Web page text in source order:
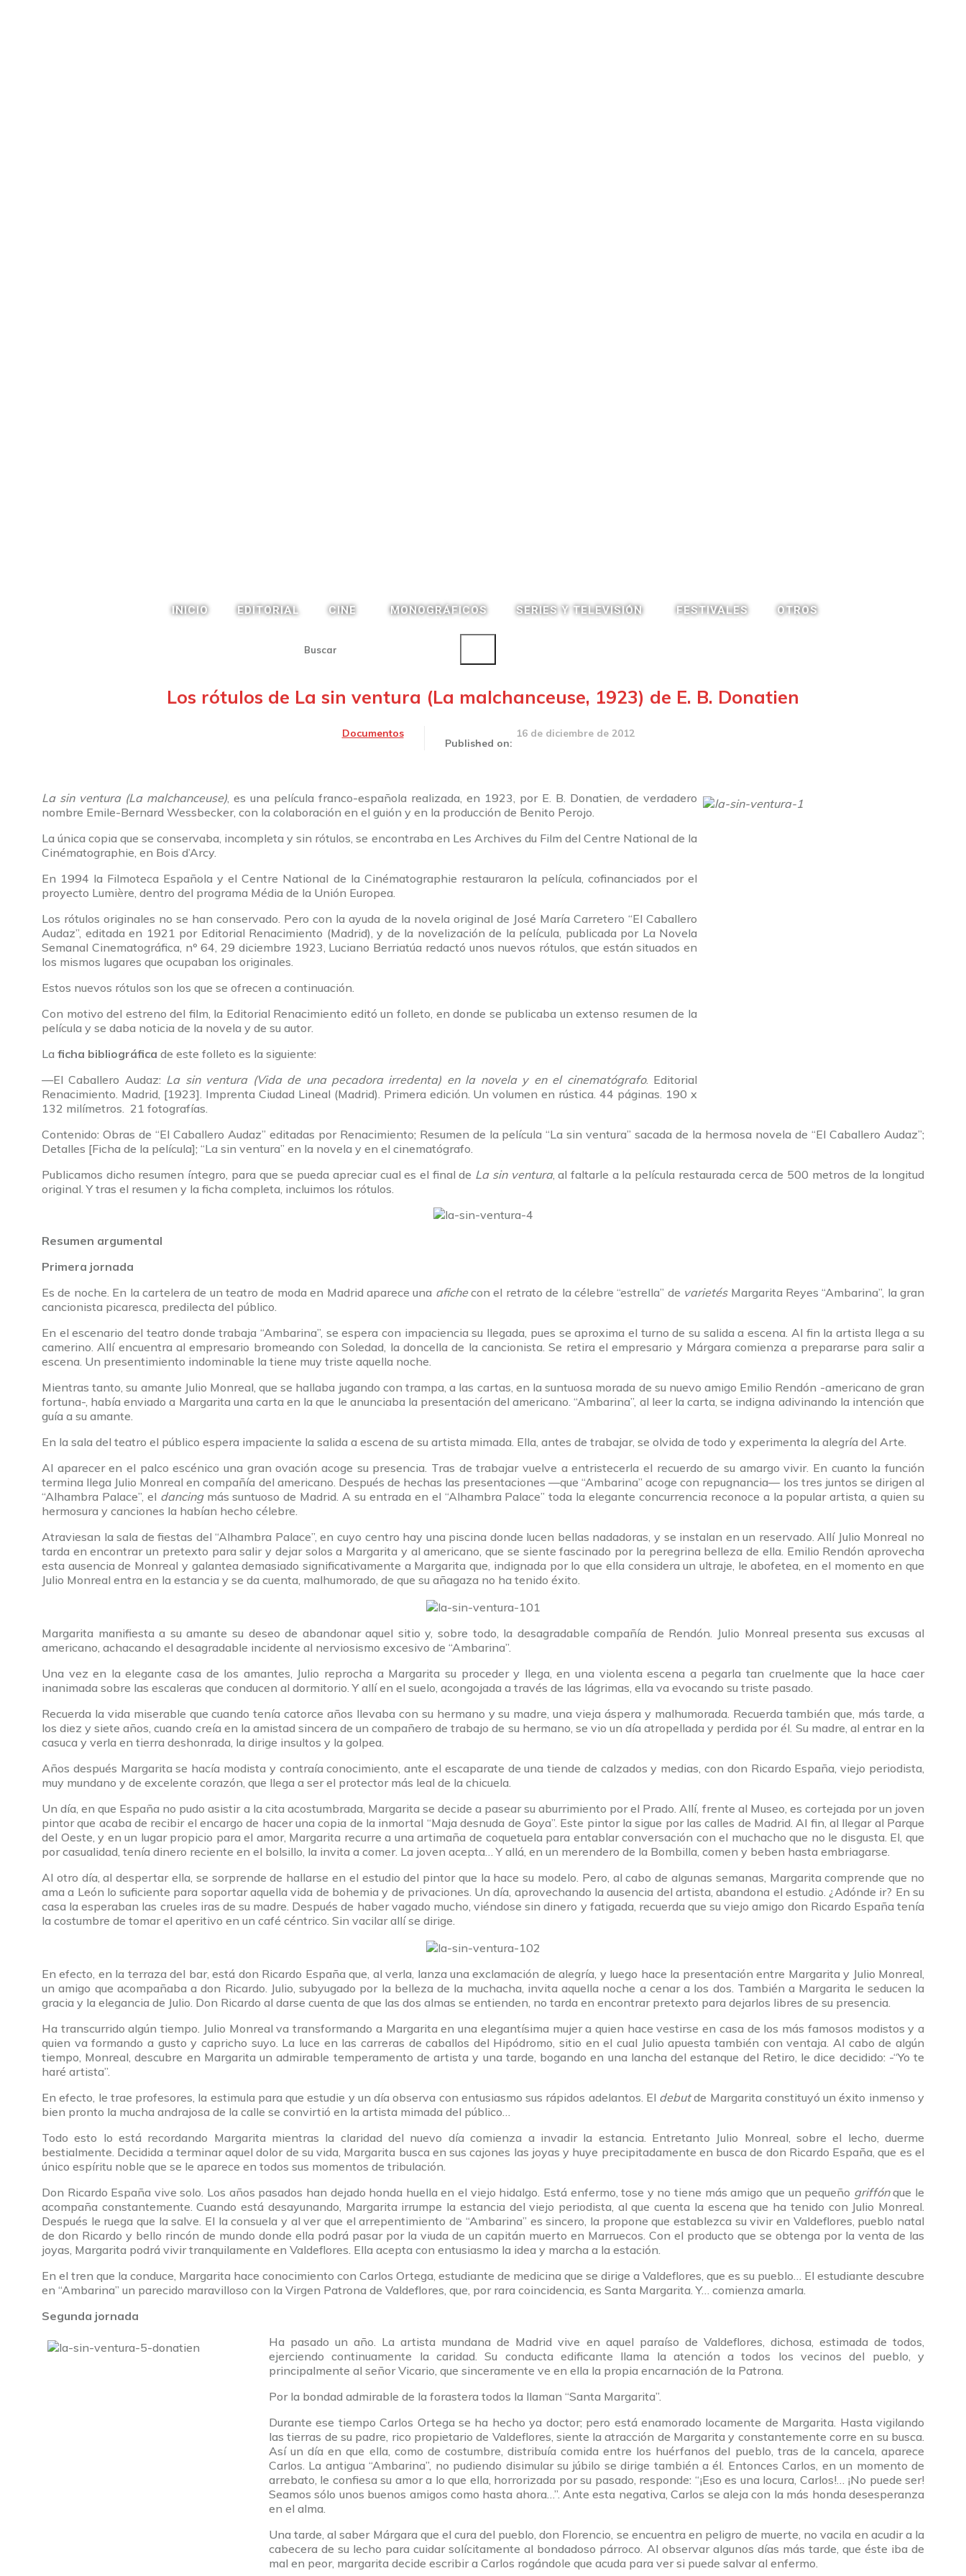
INICIO EDITORIAL CINE MONOGRÁFICOS SERIES Y TELEVISIÓN FESTIVALES OTROS
Buscar
Los rótulos de La sin ventura (La malchanceuse, 1923) de E. B. Donatien
Documentos
Published on:
16 de diciembre de 2012
La sin ventura (La malchanceuse), es una película franco-española realizada, en 1923, por E. B. Donatien, de verdadero
nombre Emile-Bernard Wessbecker, con la colaboración en el guión y en la producción de Benito Perojo.
La única copia que se conservaba, incompleta y sin rótulos, se encontraba en Les Archives du Film del Centre National de la
Cinématographie, en Bois d’Arcy.
En 1994 la Filmoteca Española y el Centre National de la Cinématographie restauraron la película, cofinanciados por el
proyecto Lumière, dentro del programa Média de la Unión Europea.
Los rótulos originales no se han conservado. Pero con la ayuda de la novela original de José María Carretero “El Caballero
Audaz”, editada en 1921 por Editorial Renacimiento (Madrid), y de la novelización de la película, publicada por La Novela
Semanal Cinematográfica, nº 64, 29 diciembre 1923, Luciano Berriatúa redactó unos nuevos rótulos, que están situados en
los mismos lugares que ocupaban los originales.
Estos nuevos rótulos son los que se ofrecen a continuación.
Con motivo del estreno del film, la Editorial Renacimiento editó un folleto, en donde se publicaba un extenso resumen de la
película y se daba noticia de la novela y de su autor.
La ficha bibliográfica de este folleto es la siguiente:
—El Caballero Audaz: La sin ventura (Vida de una pecadora irredenta) en la novela y en el cinematógrafo. Editorial
Renacimiento. Madrid, [1923]. Imprenta Ciudad Lineal (Madrid). Primera edición. Un volumen en rústica. 44 páginas. 190 x
132 milímetros. 21 fotografías.
Contenido: Obras de “El Caballero Audaz” editadas por Renacimiento; Resumen de la película “La sin ventura” sacada de la hermosa novela de “El Caballero Audaz”;
Detalles [Ficha de la película]; “La sin ventura” en la novela y en el cinematógrafo.
Publicamos dicho resumen íntegro, para que se pueda apreciar cual es el final de La sin ventura, al faltarle a la película restaurada cerca de 500 metros de la longitud
original. Y tras el resumen y la ficha completa, incluimos los rótulos.
Resumen argumental
Primera jornada
Es de noche. En la cartelera de un teatro de moda en Madrid aparece una afichecon el retrato de la célebre “estrella” de varietésMargarita Reyes “Ambarina”, la gran
cancionista picaresca, predilecta del público.
En el escenario del teatro donde trabaja “Ambarina”, se espera con impaciencia su llegada, pues se aproxima el turno de su salida a escena. Al fin la artista llega a su
camerino. Allí encuentra al empresario bromeando con Soledad, la doncella de la cancionista. Se retira el empresario y Márgara comienza a prepararse para salir a
escena. Un presentimiento indominable la tiene muy triste aquella noche.
Mientras tanto, su amante Julio Monreal, que se hallaba jugando con trampa, a las cartas, en la suntuosa morada de su nuevo amigo Emilio Rendón -americano de gran
fortuna-, había enviado a Margarita una carta en la que le anunciaba la presentación del americano. “Ambarina”, al leer la carta, se indigna adivinando la intención que
guía a su amante.
En la sala del teatro el público espera impaciente la salida a escena de su artista mimada. Ella, antes de trabajar, se olvida de todo y experimenta la alegría del Arte.
Al aparecer en el palco escénico una gran ovación acoge su presencia. Tras de trabajar vuelve a entristecerla el recuerdo de su amargo vivir. En cuanto la función
termina llega Julio Monreal en compañía del americano. Después de hechas las presentaciones —que “Ambarina” acoge con repugnancia— los tres juntos se dirigen al
“Alhambra Palace”, el dancing más suntuoso de Madrid. A su entrada en el “Alhambra Palace” toda la elegante concurrencia reconoce a la popular artista, a quien su
hermosura y canciones la habían hecho célebre.
Atraviesan la sala de fiestas del “Alhambra Palace”, en cuyo centro hay una piscina donde lucen bellas nadadoras, y se instalan en un reservado. Allí Julio Monreal no
tarda en encontrar un pretexto para salir y dejar solos a Margarita y al americano, que se siente fascinado por la peregrina belleza de ella. Emilio Rendón aprovecha
esta ausencia de Monreal y galantea demasiado significativamente a Margarita que, indignada por lo que ella considera un ultraje, le abofetea, en el momento en que
Julio Monreal entra en la estancia y se da cuenta, malhumorado, de que su añagaza no ha tenido éxito.
Margarita manifiesta a su amante su deseo de abandonar aquel sitio y, sobre todo, la desagradable compañía de Rendón. Julio Monreal presenta sus excusas al
americano, achacando el desagradable incidente al nerviosismo excesivo de “Ambarina”.
Una vez en la elegante casa de los amantes, Julio reprocha a Margarita su proceder y llega, en una violenta escena a pegarla tan cruelmente que la hace caer
inanimada sobre las escaleras que conducen al dormitorio. Y allí en el suelo, acongojada a través de las lágrimas, ella va evocando su triste pasado.
Recuerda la vida miserable que cuando tenía catorce años llevaba con su hermano y su madre, una vieja áspera y malhumorada. Recuerda también que, más tarde, a
los diez y siete años, cuando creía en la amistad sincera de un compañero de trabajo de su hermano, se vio un día atropellada y perdida por él. Su madre, al entrar en la
casuca y verla en tierra deshonrada, la dirige insultos y la golpea.
Años después Margarita se hacía modista y contraía conocimiento, ante el escaparate de una tiende de calzados y medias, con don Ricardo España, viejo periodista,
muy mundano y de excelente corazón, que llega a ser el protector más leal de la chicuela.
Un día, en que España no pudo asistir a la cita acostumbrada, Margarita se decide a pasear su aburrimiento por el Prado. Allí, frente al Museo, es cortejada por un joven
pintor que acaba de recibir el encargo de hacer una copia de la inmortal “Maja desnuda de Goya”. Este pintor la sigue por las calles de Madrid. Al fin, al llegar al Parque
del Oeste, y en un lugar propicio para el amor, Margarita recurre a una artimaña de coquetuela para entablar conversación con el muchacho que no le disgusta. El, que
por casualidad, tenía dinero reciente en el bolsillo, la invita a comer. La joven acepta… Y allá, en un merendero de la Bombilla, comen y beben hasta embriagarse.
Al otro día, al despertar ella, se sorprende de hallarse en el estudio del pintor que la hace su modelo. Pero, al cabo de algunas semanas, Margarita comprende que no
ama a León lo suficiente para soportar aquella vida de bohemia y de privaciones. Un día, aprovechando la ausencia del artista, abandona el estudio. ¿Adónde ir? En su
casa la esperaban las crueles iras de su madre. Después de haber vagado mucho, viéndose sin dinero y fatigada, recuerda que su viejo amigo don Ricardo España tenía
la costumbre de tomar el aperitivo en un café céntrico. Sin vacilar allí se dirige.
En efecto, en la terraza del bar, está don Ricardo España que, al verla, lanza una exclamación de alegría, y luego hace la presentación entre Margarita y Julio Monreal,
un amigo que acompañaba a don Ricardo. Julio, subyugado por la belleza de la muchacha, invita aquella noche a cenar a los dos. También a Margarita le seducen la
gracia y la elegancia de Julio. Don Ricardo al darse cuenta de que las dos almas se entienden, no tarda en encontrar pretexto para dejarlos libres de su presencia.
Ha transcurrido algún tiempo. Julio Monreal va transformando a Margarita en una elegantísima mujer a quien hace vestirse en casa de los más famosos modistos y a
quien va formando a gusto y capricho suyo. La luce en las carreras de caballos del Hipódromo, sitio en el cual Julio apuesta también con ventaja. Al cabo de algún
tiempo, Monreal, descubre en Margarita un admirable temperamento de artista y una tarde, bogando en una lancha del estanque del Retiro, le dice decidido: -“Yo te
haré artista”.
En efecto, le trae profesores, la estimula para que estudie y un día observa con entusiasmo sus rápidos adelantos. El debutde Margarita constituyó un éxito inmenso y
bien pronto la mucha andrajosa de la calle se convirtió en la artista mimada del público…
Todo esto lo está recordando Margarita mientras la claridad del nuevo día comienza a invadir la estancia. Entretanto Julio Monreal, sobre el lecho, duerme
bestialmente. Decidida a terminar aquel dolor de su vida, Margarita busca en sus cajones las joyas y huye precipitadamente en busca de don Ricardo España, que es el
único espíritu noble que se le aparece en todos sus momentos de tribulación.
Don Ricardo España vive solo. Los años pasados han dejado honda huella en el viejo hidalgo. Está enfermo, tose y no tiene más amigo que un pequeño griffónque le
acompaña constantemente. Cuando está desayunando, Margarita irrumpe la estancia del viejo periodista, al que cuenta la escena que ha tenido con Julio Monreal.
Después le ruega que la salve. El la consuela y al ver que el arrepentimiento de “Ambarina” es sincero, la propone que establezca su vivir en Valdeflores, pueblo natal
de don Ricardo y bello rincón de mundo donde ella podrá pasar por la viuda de un capitán muerto en Marruecos. Con el producto que se obtenga por la venta de las
joyas, Margarita podrá vivir tranquilamente en Valdeflores. Ella acepta con entusiasmo la idea y marcha a la estación.
En el tren que la conduce, Margarita hace conocimiento con Carlos Ortega, estudiante de medicina que se dirige a Valdeflores, que es su pueblo… El estudiante descubre
en “Ambarina” un parecido maravilloso con la Virgen Patrona de Valdeflores, que, por rara coincidencia, es Santa Margarita. Y… comienza amarla.
Segunda jornada
Ha pasado un año. La artista mundana de Madrid vive en aquel paraíso de Valdeflores, dichosa, estimada de todos,
ejerciendo continuamente la caridad. Su conducta edificante llama la atención a todos los vecinos del pueblo, y
principalmente al señor Vicario, que sinceramente ve en ella la propia encarnación de la Patrona.
Por la bondad admirable de la forastera todos la llaman “Santa Margarita”.
Durante ese tiempo Carlos Ortega se ha hecho ya doctor; pero está enamorado locamente de Margarita. Hasta vigilando
las tierras de su padre, rico propietario de Valdeflores, siente la atracción de Margarita y constantemente corre en su busca.
Así un día en que ella, como de costumbre, distribuía comida entre los huérfanos del pueblo, tras de la cancela, aparece
Carlos. La antigua “Ambarina”, no pudiendo disimular su júbilo se dirige también a él. Entonces Carlos, en un momento de
arrebato, le confiesa su amor a lo que ella, horrorizada por su pasado, responde: “¡Eso es una locura, Carlos!… ¡No puede ser!
Seamos sólo unos buenos amigos como hasta ahora…”. Ante esta negativa, Carlos se aleja con la más honda desesperanza
en el alma.
Una tarde, al saber Márgara que el cura del pueblo, don Florencio, se encuentra en peligro de muerte, no vacila en acudir a la
cabecera de su lecho para cuidar solícitamente al bondadoso párroco. Al observar algunos días más tarde, que éste iba de
mal en peor, margarita decide escribir a Carlos rogándole que acuda para ver si puede salvar al enfermo.